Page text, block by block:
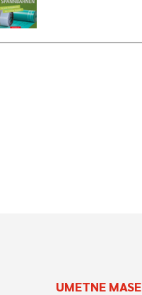
UMETNE MASE